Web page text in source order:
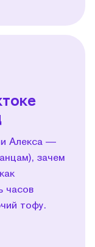
Алекса —
зачем
часов
тофу.